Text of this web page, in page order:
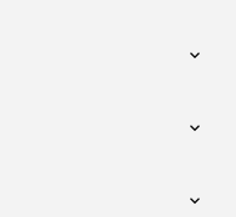


